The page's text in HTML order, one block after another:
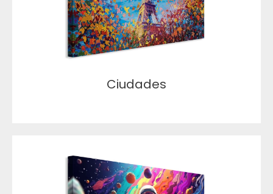
Ciudades